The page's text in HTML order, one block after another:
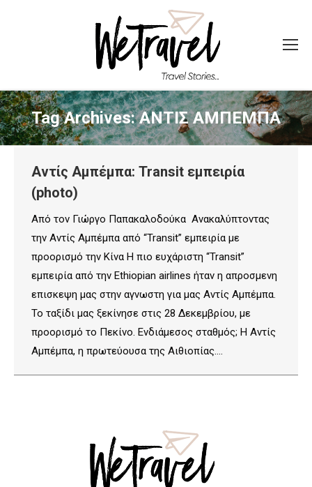
Tag Archives:ΑΝΤΙΣ ΑΜΠΕΜΠΑ
Αντίς Αμπέμπα: Transit εμπειρία
(photo)
Από τον Γιώργο Παπακαλοδούκα Ανακαλύπτοντας
την Αντίς Αμπέμπα από “Transit” εμπειρία με
προορισμό την Κίνα Η πιο ευχάριστη “Transit”
εμπειρία από την Ethiopian airlines ήταν η απροσμενη
επισκεψη μας στην αγνωστη για μας Αντίς Αμπέμπα.
Το ταξίδι μας ξεκίνησε στις 28 Δεκεμβρίου, με
προορισμό το Πεκίνο. Ενδιάμεσος σταθμός; Η Αντίς
Αμπέμπα, η πρωτεύουσα της Αιθιοπίας.…